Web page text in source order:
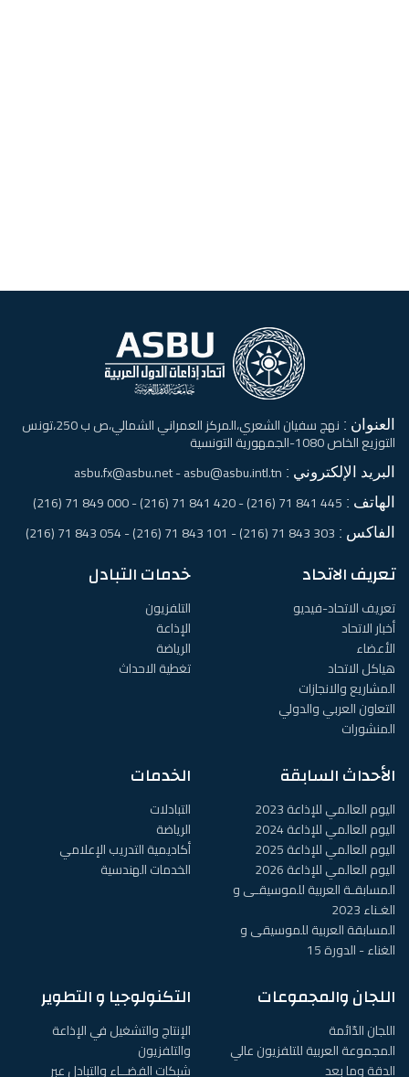
العنوان : نهج سفيان الشعري،المركز العمراني الشمالي،ص ب 250،تونس
التوزيع الخاص 1080-الجمهورية التونسية
البريد الإلكتروني : asbu.fx@asbu.net - asbu@asbu.intl.tn
الهاتف : 445 841 71 (216) - 420 841 71 (216) - 000 849 71 (216)
الفاكس : 303 843 71 (216) - 101 843 71 (216) - 054 843 71 (216)
تعريف الاتحاد
تعريف الاتحاد-فيديو
أخبار الاتحاد
الأعضاء
هياكل الاتحاد
المشاريع والانجازات
التعاون العربي والدولي
المنشورات
خدمات التبادل
التلفزيون
الإذاعة
الرياضة
تغطية الاحداث
الأحداث السابقة
اليوم العالمي للإذاعة 2023
اليوم العالمي للإذاعة 2024
اليوم العالمي للإذاعة 2025
اليوم العالمي للإذاعة 2026
المسابقـة العربية للموسيقـى و
الغـناء 2023
المسابقة العربية للموسيقى و
الغناء - الدورة 15
الخدمات
التبادلات
الرياضة
أكاديمية التدريب الإعلامي
الخدمات الهندسية
اللجان والمجموعات
اللجان الدّائمة
المجموعة العربية للتلفزيون عالي
الدقة وما بعد
التكنولوجيا و التطوير
الإنتاج والتشغيل في الإذاعة
والتلفزيون
شبكات الفضــاء والتبادل عبر